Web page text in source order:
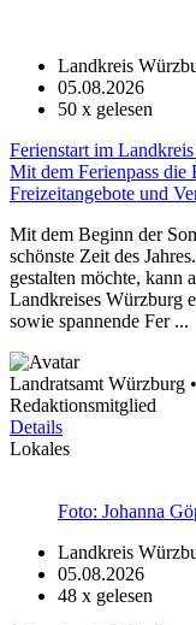
Landkreis
05.08.2026
50 x gelesen
Ferienstart im
Mit dem Ferienpass die
Freizeitangebote und
Mit dem Beginn der
schönste Zeit des
gestalten möchte, kann
Landkreises Würzburg
sowie spannende Fer ...
Landratsamt Würzburg
Redaktionsmitglied
Details
Lokales
Foto: Johanna
Landkreis
05.08.2026
48 x gelesen